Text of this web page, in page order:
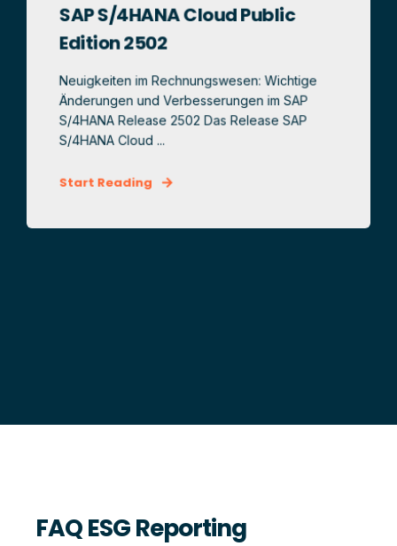
SAP S/4HANA Cloud Public
Edition 2502
Neuigkeiten im Rechnungswesen: Wichtige
Änderungen und Verbesserungen im SAP
S/4HANA Release 2502 Das Release SAP
S/4HANA Cloud ...
Start Reading
FAQ ESG Reporting